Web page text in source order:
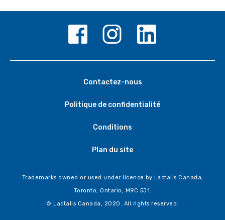
Contactez-nous
Politique de confidentialité
Conditions
Plan du site
Trademarks owned or used under licence by Lactalis Canada,
Toronto, Ontario, M9C 5J1.
© Lactalis Canada, 2020. All rights reserved.